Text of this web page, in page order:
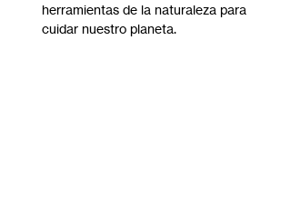
herramientas de la naturaleza para
cuidar nuestro planeta.